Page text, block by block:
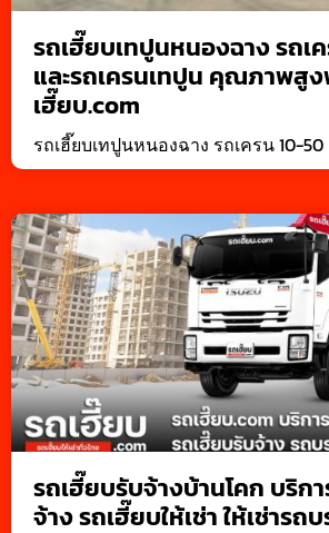
รถเฮี๊ยบเทปูนหนองฉาง รถเ
และรถเครนเทปูน คุณภาพสู
เฮี๊ยบ.com
รถเฮี๊ยบเทปูนหนองฉาง รถเครน 10-
รถเฮี๊ยบรับจ้างบ้านโคก บริก
จ้าง รถเฮี๊ยบให้เช่า ให้เช่ารถ